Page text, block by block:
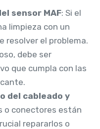
sensor MAF: Si el
limpieza con un
resolver el problema.
debe ser
que cumpla con las
del cableado y
o conectores están
repararlos o